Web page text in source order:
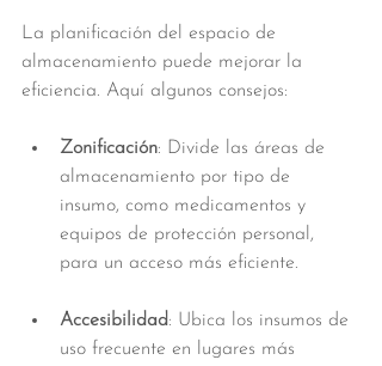
La planificación del espacio de
almacenamiento puede mejorar la
eficiencia. Aquí algunos consejos:
Zonificación: Divide las áreas de
almacenamiento por tipo de
insumo, como medicamentos y
equipos de protección personal,
para un acceso más eficiente.
Accesibilidad: Ubica los insumos de
uso frecuente en lugares más